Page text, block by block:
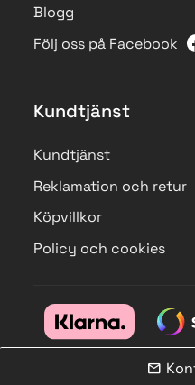
Blogg
Följ oss på Facebook
Kundtjänst
Kundtjänst
Reklamation och retur
Köpvillkor
Policy och cookies
mail